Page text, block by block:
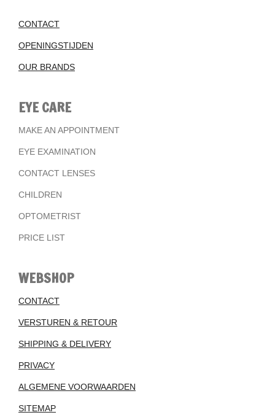
CONTACT
OPENINGSTIJDEN
OUR BRANDS
EYE CARE
MAKE AN APPOINTMENT
EYE EXAMINATION
CONTACT LENSES
CHILDREN
OPTOMETRIST
PRICE LIST
WEBSHOP
CONTACT
VERSTUREN & RETOUR
SHIPPING & DELIVERY
PRIVACY
ALGEMENE VOORWAARDEN
SITEMAP